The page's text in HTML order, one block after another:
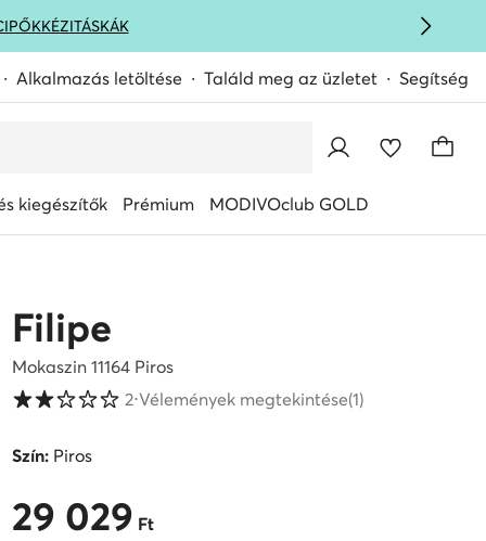
KÉZITÁSKÁK
Alkalmazás letöltése Találd meg az üzletet Segítség
kiegészítők Prémium MODIVOclub GOLD
Filipe
Mokaszin 11164 Piros
Vásárlói értékelések 1-5 skálán
2⋅Vélemények megtekintése(1)
Szín:Piros
29 029 Ft
29 029 Ft